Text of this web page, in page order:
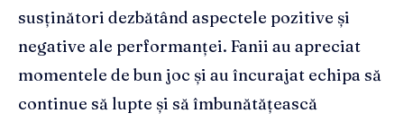
susținători dezbătând aspectele pozitive și
negative ale performanței. Fanii au apreciat
momentele de bun joc și au încurajat echipa să
continue să lupte și să îmbunătățească